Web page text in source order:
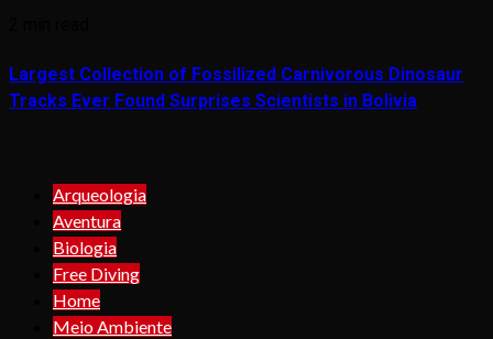
Largest Collection of Fossilized Carnivorous Dinosaur
Tracks Ever Found Surprises Scientists in Bolivia
Arqueologia
Aventura
Biologia
Free Diving
Home
Meio Ambiente